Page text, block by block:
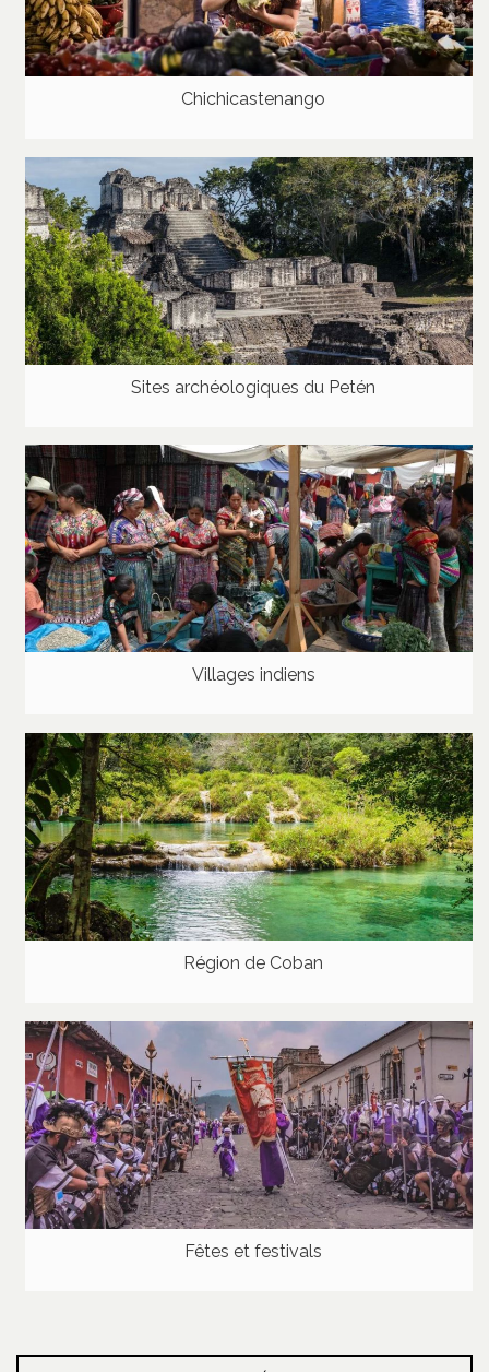
Chichicastenango
Sites archéologiques du Petén
Villages indiens
Région de Coban
Fêtes et festivals